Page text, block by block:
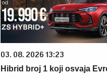
03. 08. 2026 13:23
Hibrid broj 1 koji osvaja